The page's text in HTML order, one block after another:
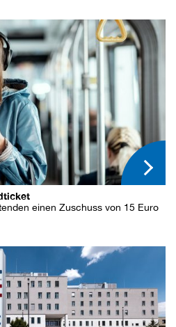
einen Zuschuss von 15 Euro